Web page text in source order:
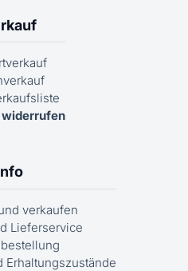
verkaufen
Lieferservice
Erhaltungszustände